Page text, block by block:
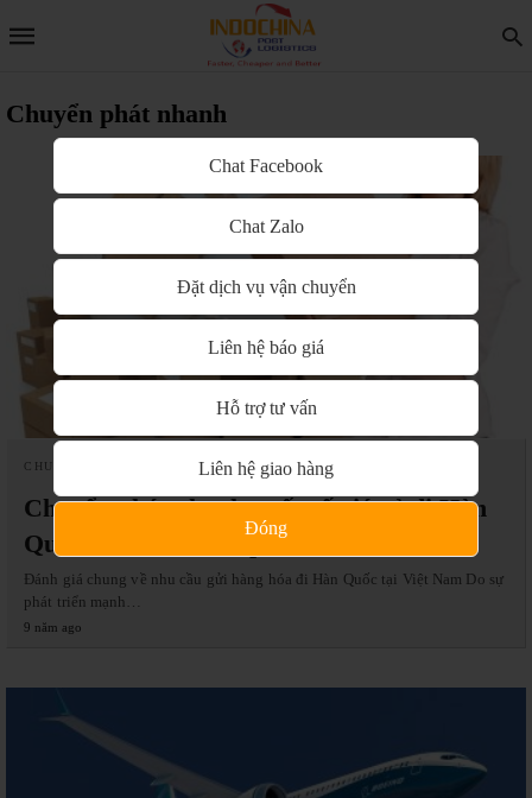
Chuyển phát nhanh
CHUYỂN PHÁT NHANH QUỐC TẾ
Chuyển phát nhanh quốc tế giá rẻ đi Hàn
Quốc của Indochinapost
Đánh giá chung về nhu cầu gửi hàng hóa đi Hàn Quốc tại Việt Nam Do sự
phát triển mạnh…
9 năm ago
Chat Facebook
Chat Zalo
Đặt dịch vụ vận chuyển
Liên hệ báo giá
Hỗ trợ tư vấn
Liên hệ giao hàng
Đóng